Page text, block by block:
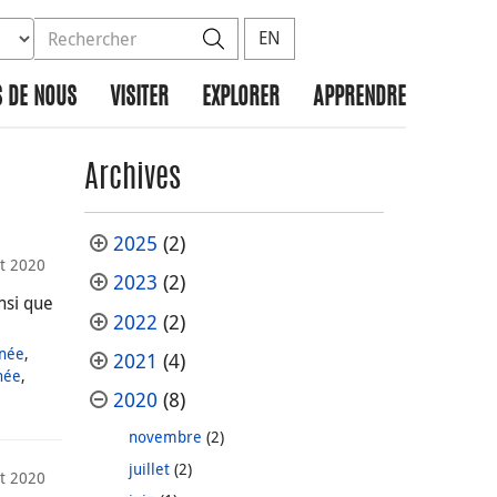
la base de données à rechercher
le site Rechercher
EN
DE NOUS VISITER EXPLORER APPRENDRE
2020
que
,
,
2020
Archives
2025 (2)
2023 (2)
2022 (2)
2021 (4)
2020 (8)
novembre (2)
juillet(2)